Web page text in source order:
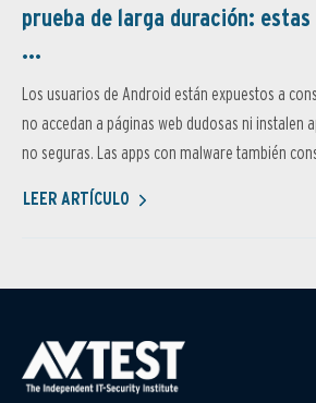
prueba de larga duración:
...
Los usuarios de Android están expuestos a
no accedan a páginas web dudosas ni instalen
no seguras. Las apps con malware también
LEER ARTÍCULO